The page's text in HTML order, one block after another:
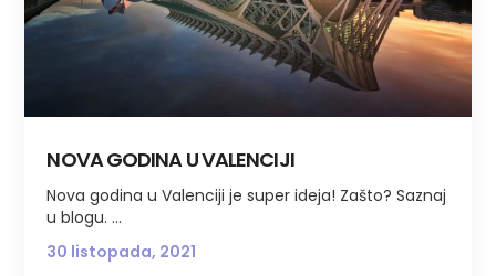
NOVA GODINA U VALENCIJI
Nova godina u Valenciji je super ideja! Zašto? Saznaj
u blogu.
30 listopada, 2021